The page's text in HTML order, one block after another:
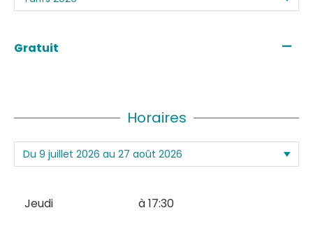
Gratuit —
Horaires
Jeudi à 17:30